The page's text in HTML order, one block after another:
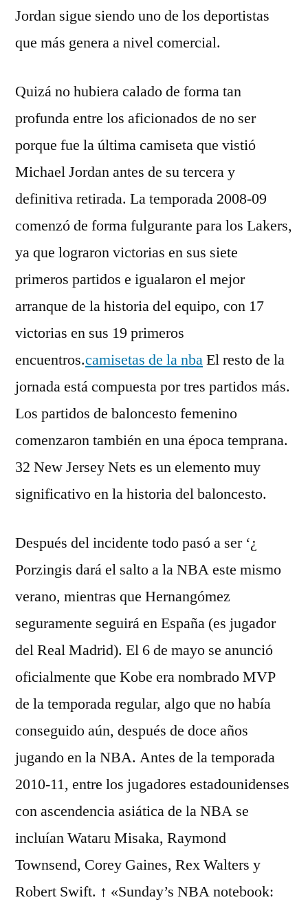
Jordan sigue siendo uno de los deportistas
que más genera a nivel comercial.
Quizá no hubiera calado de forma tan
profunda entre los aficionados de no ser
porque fue la última camiseta que vistió
Michael Jordan antes de su tercera y
definitiva retirada. La temporada 2008-09
comenzó de forma fulgurante para los Lakers,
ya que lograron victorias en sus siete
primeros partidos e igualaron el mejor
arranque de la historia del equipo, con 17
victorias en sus 19 primeros
encuentros.camisetas de la nbaEl resto de la
jornada está compuesta por tres partidos más.
Los partidos de baloncesto femenino
comenzaron también en una época temprana.
32 New Jersey Nets es un elemento muy
significativo en la historia del baloncesto.
Después del incidente todo pasó a ser ‘¿
Porzingis dará el salto a la NBA este mismo
verano, mientras que Hernangómez
seguramente seguirá en España (es jugador
del Real Madrid). El 6 de mayo se anunció
oficialmente que Kobe era nombrado MVP
de la temporada regular, algo que no había
conseguido aún, después de doce años
jugando en la NBA. Antes de la temporada
2010-11, entre los jugadores estadounidenses
con ascendencia asiática de la NBA se
incluían Wataru Misaka, Raymond
Townsend, Corey Gaines, Rex Walters y
Robert Swift. ↑ «Sunday’s NBA notebook: